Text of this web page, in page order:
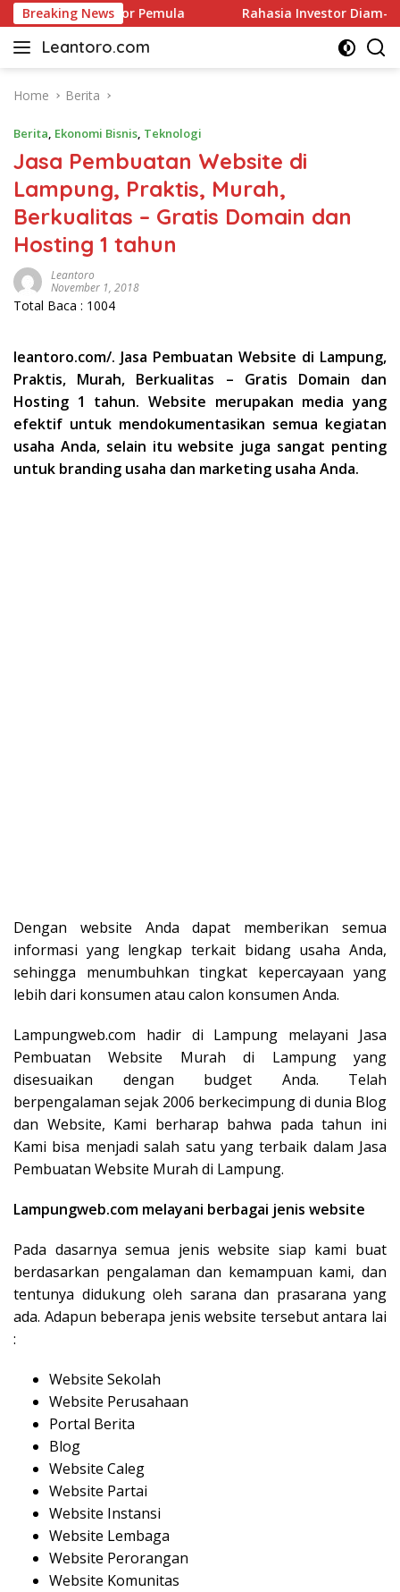
Skip
to
content
Breaking News
untuk Investor Pemula Rahasia Investor Diam-
Leantoro.com
Jasa
Artikel,
dan
Digital
Marketing
–
Ciptakan
Membangun
Citra
Home Berita
Berita, Ekonomi Bisnis, Teknologi
Jasa Pembuatan Website di
Lampung, Praktis, Murah,
Berkualitas – Gratis Domain dan
Hosting 1 tahun
Leantoro
November 1, 2018
Total Baca : 1004
leantoro.com/. Jasa Pembuatan Website di Lampung,
Praktis, Murah, Berkualitas – Gratis Domain dan
Hosting 1 tahun. Website merupakan media yang
efektif untuk mendokumentasikan semua kegiatan
usaha Anda, selain itu website juga sangat penting
untuk branding usaha dan marketing usaha Anda.
Dengan website Anda dapat memberikan semua
informasi yang lengkap terkait bidang usaha Anda,
sehingga menumbuhkan tingkat kepercayaan yang
lebih dari konsumen atau calon konsumen Anda.
Lampungweb.com hadir di Lampung melayani Jasa
Pembuatan Website Murah di Lampung yang
disesuaikan dengan budget Anda. Telah
berpengalaman sejak 2006 berkecimpung di dunia Blog
dan Website, Kami berharap bahwa pada tahun ini
Kami bisa menjadi salah satu yang terbaik dalam Jasa
Pembuatan Website Murah di Lampung.
Lampungweb.com melayani berbagai jenis website
Pada dasarnya semua jenis website siap kami buat
berdasarkan pengalaman dan kemampuan kami, dan
tentunya didukung oleh sarana dan prasarana yang
ada. Adapun beberapa jenis website tersebut antara lai
:
Website Sekolah
Website Perusahaan
Portal Berita
Blog
Website Caleg
Website Partai
Website Instansi
Website Lembaga
Website Perorangan
Website Komunitas